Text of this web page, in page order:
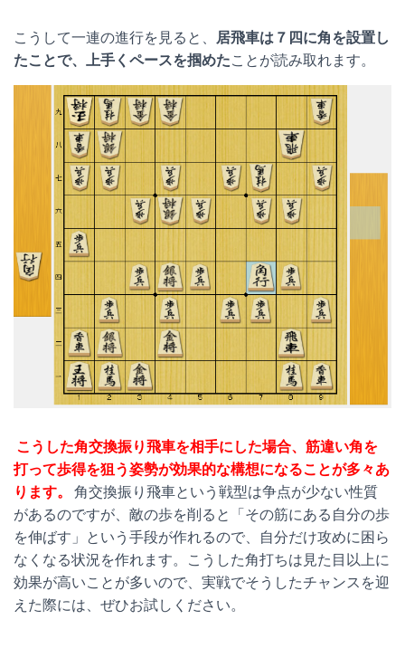
こうして一連の進行を見ると、 居飛車は７四に角を設置し
たことで、上手くペースを掴めたことが読み取れます。
こうした角交換振り飛車を相手にした場合、筋違い角を
打って歩得を狙う姿勢が効果的な構想になることが多々あ
ります。
角交換振り飛車という戦型は争点が少ない性質
があるのですが、敵の歩を削ると「その筋にある自分の歩
を伸ばす」という手段が作れるので、自分だけ攻めに困ら
なくなる状況を作れます。こうした角打ちは見た目以上に
効果が高いことが多いので、実戦でそうしたチャンスを迎
えた際には、ぜひお試しください。